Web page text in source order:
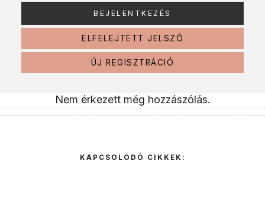
ELFELEJTETT JELSZÓ
ÚJ REGISZTRÁCIÓ
Nem érkezett még hozzászólás.
KAPCSOLÓDÓ CIKKEK: